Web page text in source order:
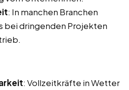
: In manchen Branchen
bei dringenden Projekten
: Vollzeitkräfte in Wetter